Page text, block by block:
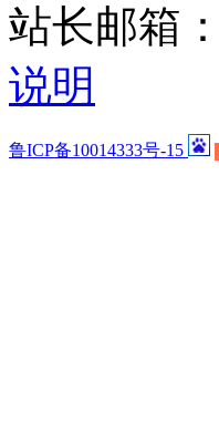
站长邮箱：
说明
鲁ICP备10014333号-15